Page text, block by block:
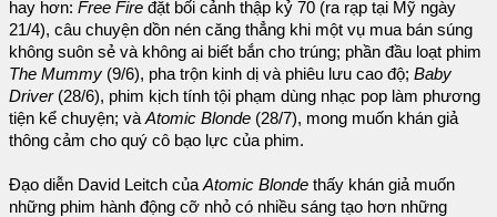
hay hơn: Free Fire đặt bối cảnh thập kỷ 70 (ra rạp tại Mỹ ngày
21/4), câu chuyện dồn nén căng thẳng khi một vụ mua bán súng
không suôn sẻ và không ai biết bắn cho trúng; phần đầu loạt phim
The Mummy (9/6), pha trộn kinh dị và phiêu lưu cao độ; Baby
Driver(28/6), phim kịch tính tội phạm dùng nhạc pop làm phương
tiện kể chuyện; và Atomic Blonde (28/7), mong muốn khán giả
thông cảm cho quý cô bạo lực của phim.
Đạo diễn David Leitch của Atomic Blonde thấy khán giả muốn
những phim hành động cỡ nhỏ có nhiều sáng tạo hơn những